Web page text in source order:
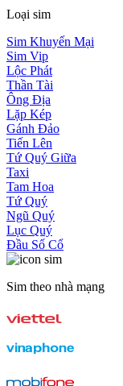
Loại sim
Sim Khuyến Mại
Sim Vip
Lộc Phát
Thần Tài
Ông Địa
Lặp Kép
Gánh Đảo
Tiến Lên
Tứ Quý Giữa
Taxi
Tam Hoa
Tứ Quý
Ngũ Quý
Lục Quý
Đầu Số Cổ
Sim theo nhà mạng